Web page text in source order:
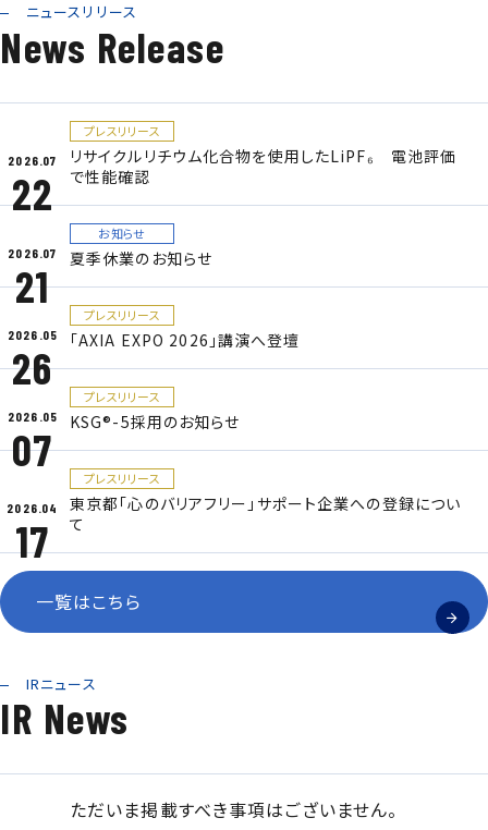
ニュースリリース
News Release
2026.07
22
プレスリリース
リサイクルリチウム化合物を使用したLiPF₆ 電池評価
で性能確認
2026.07
21
お知らせ
夏季休業のお知らせ
2026.05
26
プレスリリース
「AXIA EXPO 2026」講演へ登壇
2026.05
07
プレスリリース
KSG®-5採用のお知らせ
2026.04
17
プレスリリース
東京都「心のバリアフリー」サポート企業への登録につい
て
一覧はこちら
IRニュース
IR News
ただいま掲載すべき事項はございません。